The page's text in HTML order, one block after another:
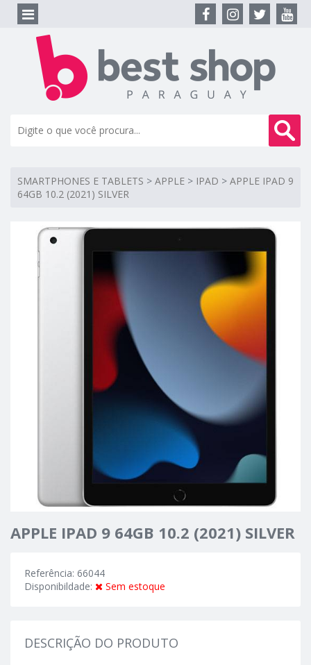
SMARTPHONES E TABLETS > APPLE > IPAD > APPLE IPAD 9
64GB 10.2 (2021) SILVER
APPLE IPAD 9 64GB 10.2 (2021) SILVER
Referência: 66044
Disponibildade:
Sem estoque
DESCRIÇÃO DO PRODUTO